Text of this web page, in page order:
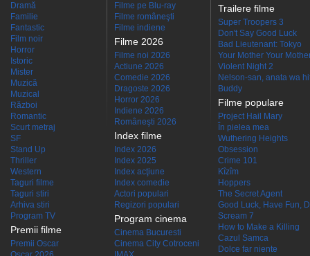
Dramă
Familie
Fantastic
Film noir
Horror
Istoric
Mister
Muzică
Muzical
Război
Romantic
Scurt metraj
SF
Stand Up
Thriller
Western
Taguri filme
Taguri stiri
Arhiva stiri
Program TV
Premii filme
Premii Oscar
Filme pe Blu-ray
Filme româneşti
Filme indiene
Filme 2026
Filme noi 2026
Actiune 2026
Comedie 2026
Dragoste 2026
Horror 2026
Indiene 2026
Româneşti 2026
Index filme
Index 2026
Index 2025
Index acţiune
Index comedie
Actori populari
Regizori populari
Program cinema
Cinema Bucuresti
Cinema City Cotroceni
Trailere filme
Super Troopers 3
Don't Say Good Luck
Bad Lieutenant: Tokyo
Your Mother Your
Violent Night 2
Nelson-san, anata wa
Buddy
Filme populare
Project Hail Mary
În pielea mea
Wuthering Heights
Obsession
Crime 101
Kîzîm
Hoppers
The Secret Agent
Good Luck, Have Fun,
Scream 7
How to Make a Killing
Cazul Samca
Dolce far niente